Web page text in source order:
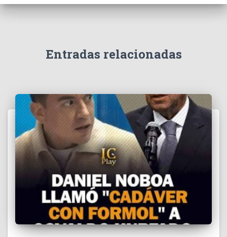
e
Entradas relacionadas